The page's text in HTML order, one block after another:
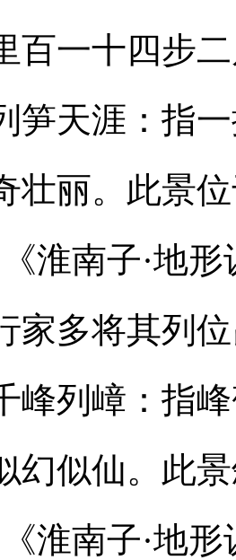
百一十四步
天涯：指一
壮丽。此景
淮南子·地
家多将其列
列嶂：指峰
幻似仙。此
淮南子·地